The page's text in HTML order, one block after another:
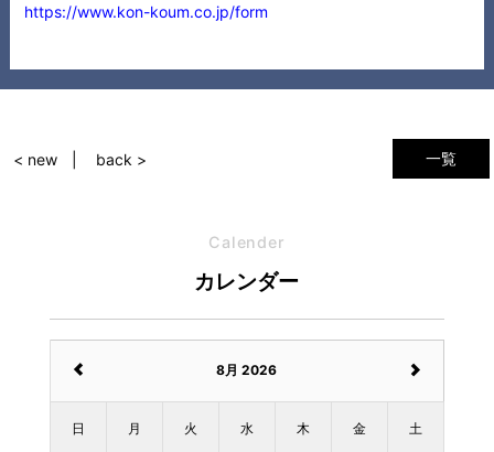
https://www.kon-koum.co.jp/form
一覧
< new back >
Calender
カレンダー
8月 2026
日 月 火 水 木 金 土